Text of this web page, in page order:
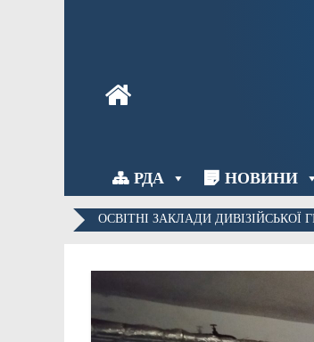
РДА НОВИНИ
ОСВІТНІ ЗАКЛАДИ